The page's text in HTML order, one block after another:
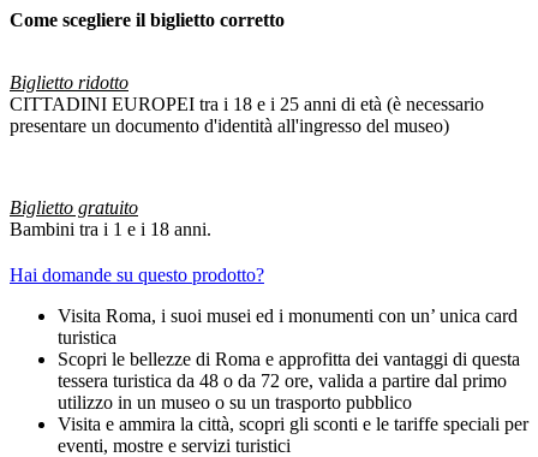
Come scegliere il biglietto corretto
Biglietto ridotto
CITTADINI EUROPEI tra i 18 e i 25 anni di età (è necessario
presentare un documento d'identità all'ingresso del museo)
Biglietto gratuito
Bambini tra i 1 e i 18 anni.
Hai domande su questo prodotto?
Visita Roma, i suoi musei ed i monumenti con un’ unica card
turistica
Scopri le bellezze di Roma e approfitta dei vantaggi di questa
tessera turistica da 48 o da 72 ore, valida a partire dal primo
utilizzo in un museo o su un trasporto pubblico
Visita e ammira la città, scopri gli sconti e le tariffe speciali per
eventi, mostre e servizi turistici